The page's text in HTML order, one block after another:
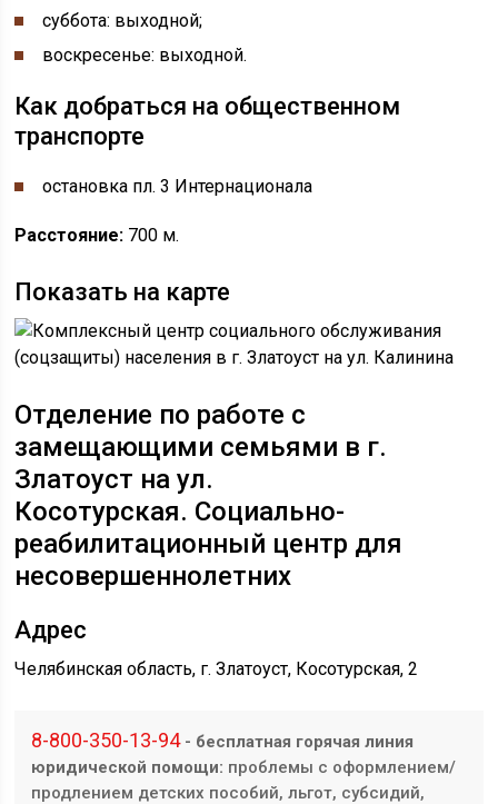
суббота: выходной;
воскресенье: выходной.
Как добраться на общественном
транспорте
остановка ​​​​пл. 3 Интернационала
Расстояние: 700 м.
Показать на карте
Отделение по работе с
замещающими семьями в г.
Златоуст на ул. ​​​
Косотурская. Социально-
реабилитационный центр для
несовершеннолетних
Адрес
Челябинская область, г. Златоуст, ​​Косотурская, 2
8-800-350-13-94- бесплатная горячая линия
юридической помощи: проблемы с оформлением/
продлением детских пособий, льгот, субсидий,